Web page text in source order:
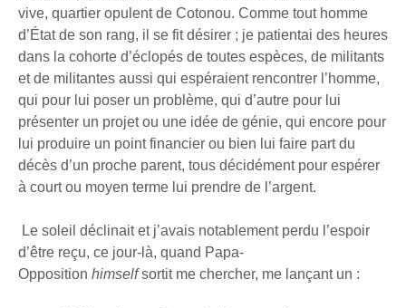
vive, quartier opulent de Cotonou. Comme tout homme
d’État de son rang, il se fit désirer ; je patientai des heures
dans la cohorte d’éclopés de toutes espèces, de militants
et de militantes aussi qui espéraient rencontrer l’homme,
qui pour lui poser un problème, qui d’autre pour lui
présenter un projet ou une idée de génie, qui encore pour
lui produire un point financier ou bien lui faire part du
décès d’un proche parent, tous décidément pour espérer
à court ou moyen terme lui prendre de l’argent.
Le soleil déclinait et j’avais notablement perdu l’espoir
d’être reçu, ce jour-là, quand Papa-
Opposition himselfsortit me chercher, me lançant un :